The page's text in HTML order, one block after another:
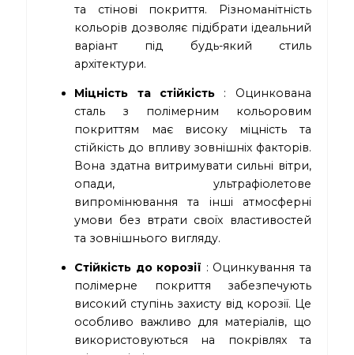
та стінові покриття. Різноманітність
кольорів дозволяє підібрати ідеальний
варіант під будь-який стиль
архітектури.
Міцність та стійкість : Оцинкована
сталь з полімерним кольоровим
покриттям має високу міцність та
стійкість до впливу зовнішніх факторів.
Вона здатна витримувати сильні вітри,
опади, ультрафіолетове
випромінювання та інші атмосферні
умови без втрати своїх властивостей
та зовнішнього вигляду.
Стійкість до корозії : Оцинкування та
полімерне покриття забезпечують
високий ступінь захисту від корозії. Це
особливо важливо для матеріалів, що
використовуються на покрівлях та